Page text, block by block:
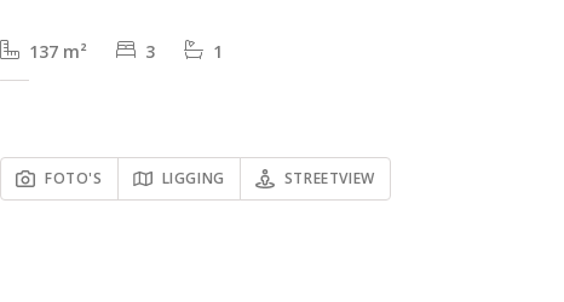
137 m² 3 1
FOTO'S LIGGING STREETVIEW